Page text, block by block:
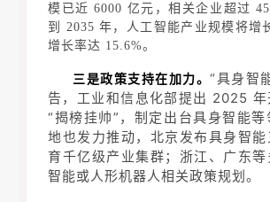
模已近 6000 亿元，相关企业超过
到 2035 年，人工智能产业规模将增
增长率达 15.6%。
三是政策支持在加力。 “具身智
告，工业和信息化部提出 2025
“揭榜挂帅”，制定出台具身智能
地也发力推动，北京发布具身智
育千亿级产业集群；浙江、广东
智能或人形机器人相关政策规划。